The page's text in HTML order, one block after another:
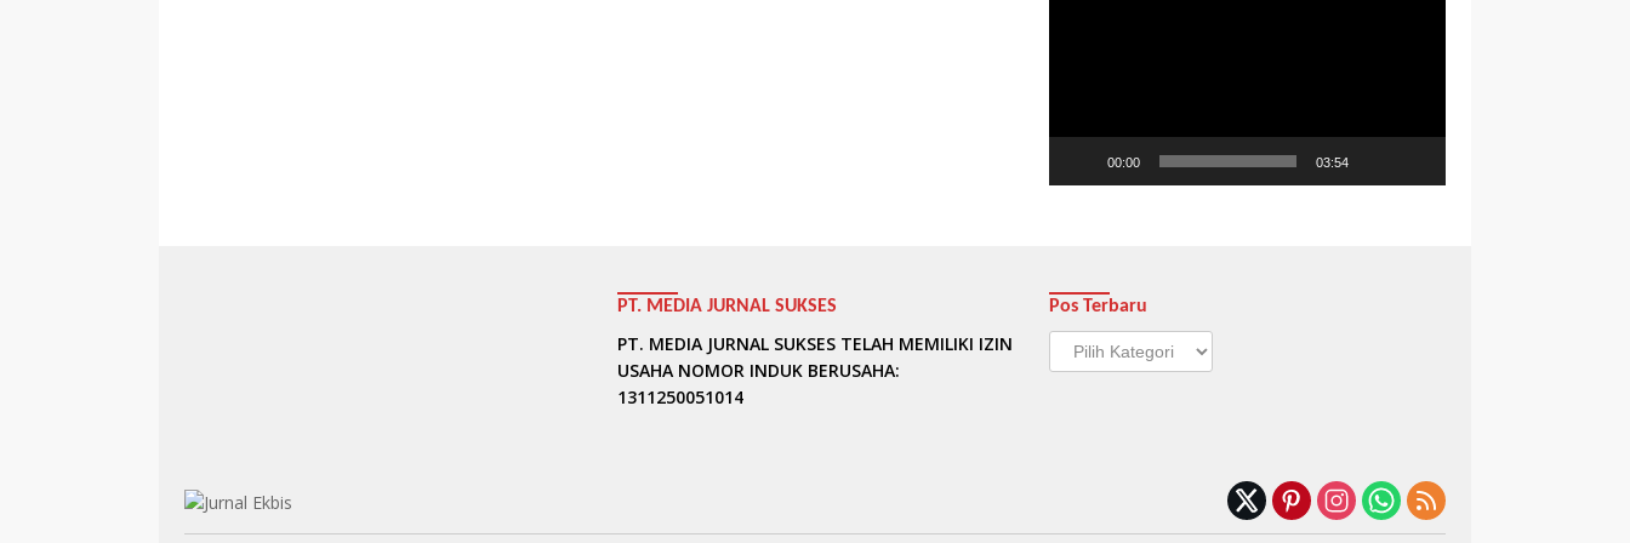
00:00 03:54
PT. MEDIA JURNAL SUKSES
PT. MEDIA JURNAL SUKSES TELAH MEMILIKI IZIN
USAHA NOMOR INDUK BERUSAHA:
1311250051014
Pos Terbaru
Pos
Terbaru